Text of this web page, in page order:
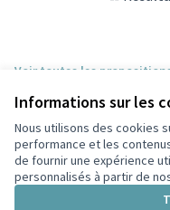
Informations sur les
Nous utilisons des cookies
performance et les
de fournir une expérience
personnalisés à partir de
Voir toutes les
Conditions d'utilisation
Paramètres des cookies
Participez Villeurbanne sur X
(Lien externe)
Participez Villeurbanne
ParticipezParticipez
(Lien externe)